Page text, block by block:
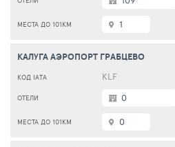
1
КАЛУГА АЭРОПОРТ ГРАБЦЕВО
KLF
0
0